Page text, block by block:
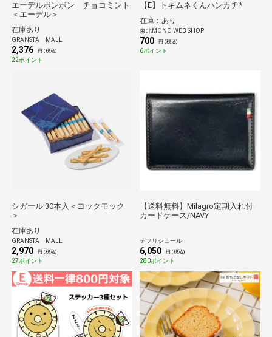
エーデルボンボン チョコミント
＜エーデル＞
在庫あり
GRANSTA MALL
2,376 円 (税込)
22ポイント
【E】トキムネくんハンカチ*
在庫：あり
東北MONO WEB SHOP
700 円 (税込)
6ポイント
シガール 30本入＜ヨックモック
＞
在庫あり
GRANSTA MALL
2,970 円 (税込)
27ポイント
【送料無料】Milagro定期入れ付
カードケース/NAVY
デフリシュール
6,050 円 (税込)
280ポイント